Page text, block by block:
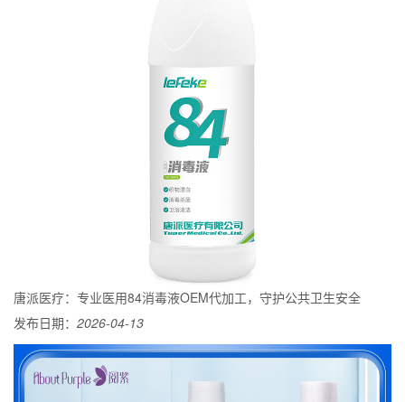
唐派医疗：专业医用84消毒液OEM代加工，守护公共卫生安全
发布日期： 2026-04-13